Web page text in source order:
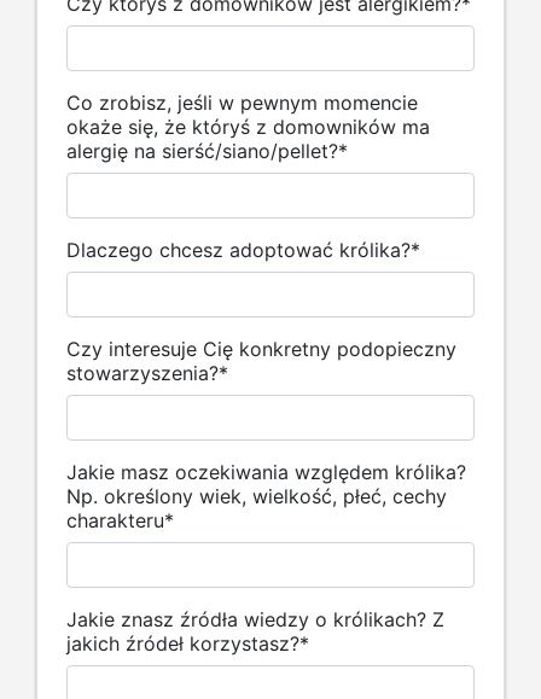
Co zrobisz, jeśli w pewnym momencie
okaże się, że któryś z domowników ma
alergię na sierść/siano/pellet?*
Dlaczego chcesz adoptować królika?*
Czy interesuje Cię konkretny podopieczny
stowarzyszenia?*
Jakie masz oczekiwania względem królika?
Np. określony wiek, wielkość, płeć, cechy
charakteru*
Jakie znasz źródła wiedzy o królikach? Z
jakich źródeł korzystasz?*